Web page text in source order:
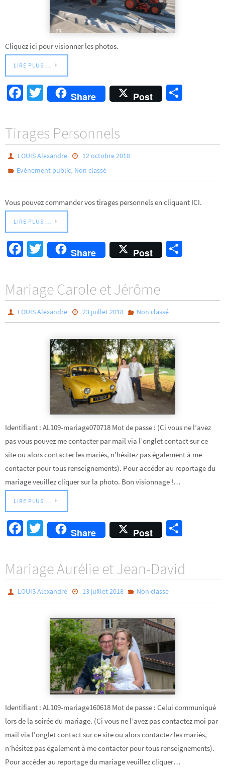
Cliquez ici pour visionner les photos.
LIRE PLUS …
Fa
o
o
k
T
wi
er
Share Post
er
Tirages Personnels
LOUIS Alexandre
12 octobre 2018
Evénement public, Non classé
Vous pouvez commander vos tirages personnels en cliquant ICI.
LIRE PLUS …
Fa
b
o
o
k
T
wi
er
Share Post
er
Mariage Carole et Jérôme
LOUIS Alexandre 23 juillet 2018 Non classé
Identifiant : AL109-mariage070718 Mot de passe : (Ci vous ne l’avez
pas vous pouvez me contacter par mail via l’onglet contact sur ce
site ou alors contacter les mariés, n’hésitez pas également à me
contacter pour tous renseignements). Pour accéder au reportage du
mariage veuillez cliquer sur la photo. Bon visionnage !…
LIRE PLUS …
Fa
b
o
o
k
T
wi
er
Share Post
ag
er
Mariage Aurélie et Jean-David
LOUIS Alexandre 13 juillet 2018 Non classé
Identifiant : AL109-mariage160618 Mot de passe : Celui communiqué
lors de la soirée du mariage. (Ci vous ne l’avez pas contactez moi par
mail via l’onglet contact sur ce site ou alors contactez les mariés,
n’hésitez pas également à me contacter pour tous renseignements).
Pour accéder au reportage du mariage veuillez cliquer…